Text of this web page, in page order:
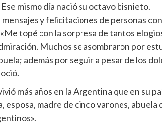
mismo día nació su octavo bisnieto.
y felicitaciones de personas
topé con la sorpresa de tantos
Muchos se asombraron por
además por seguir a pesar de los
más años en la Argentina que en su
madre de cinco varones, abuela